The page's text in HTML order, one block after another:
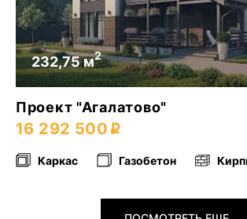
232,75 м2
Проект "Агалатово"
16 292 500
Каркас Газобетон